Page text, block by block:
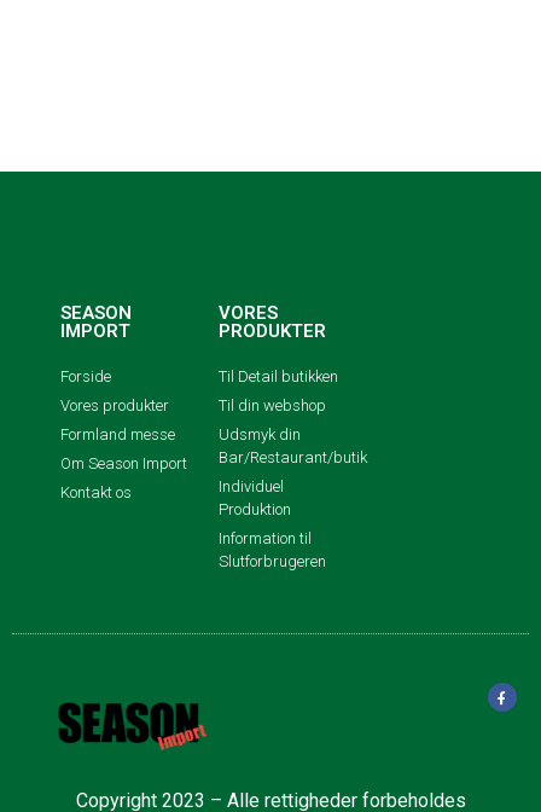
SEASON
IMPORT
Forside
Vores produkter
Formland messe
Om Season Import
Kontakt os
VORES
PRODUKTER
Til Detail butikken
Til din webshop
Udsmyk din
Bar/Restaurant/butik
Individuel
Produktion
Information til
Slutforbrugeren
Copyright 2023 – Alle rettigheder forbeholdes